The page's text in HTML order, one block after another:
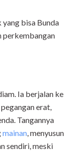
bisa Bunda
perkembangan
Ia berjalan ke
erat,
Tangannya
mainan menyusun
sendiri, meski